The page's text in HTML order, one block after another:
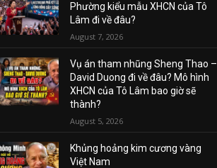
Phường kiểu mẫu XHCN của Tô
Lâm đi về đâu?
August 7, 2026
Vụ án tham nhũng Sheng Thao –
David Duong đi về đâu? Mô hình
XHCN của Tô Lâm bao giờ sẽ
thành?
August 5, 2026
Khủng hoảng kim cương vàng
Việt Nam